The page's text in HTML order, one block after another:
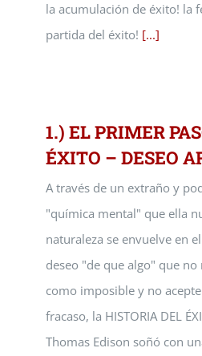
la acumulación de éxito! la
partida del éxito! [...]
1.) EL PRIMER
ÉXITO – DESEO
A través de un extraño y
"química mental" que ella
naturaleza se envuelve en
deseo "de que algo" que
como imposible y no
fracaso, la HISTORIA DEL
Thomas Edison soñó con